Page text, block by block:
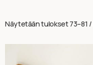
Näytetään tulokset 73–81 /